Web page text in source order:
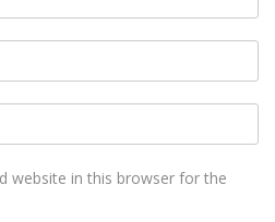
website in this browser for the